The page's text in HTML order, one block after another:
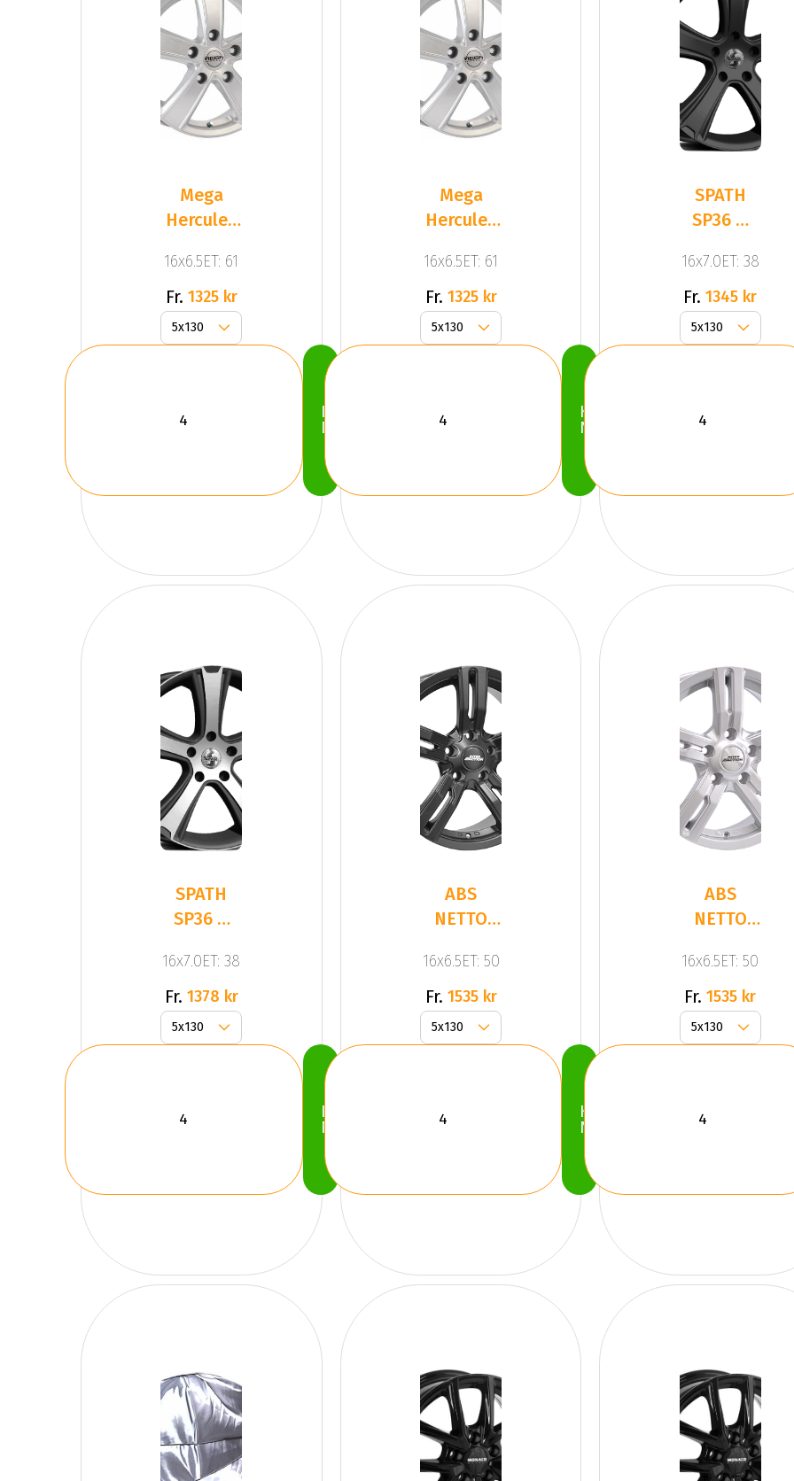
Mega
Hercules
16x6.5ET: 61
Fr. 1325 kr
Köp
Nu
Mega
Hercules
16x6.5ET: 61
Fr. 1325 kr
Köp
Nu
SPATH
SP36 H
Matt
16x7.0ET: 38
Fr. 1345 kr
SPATH
SP36 H
Matt
Polish
16x7.0ET: 38
Fr. 1378 kr
Köp
Nu
ABS
NETTO
Dull
Black
16x6.5ET: 50
Fr. 1535 kr
Köp
Nu
ABS
NETTO
Silver
16x6.5ET: 50
Fr. 1535 kr